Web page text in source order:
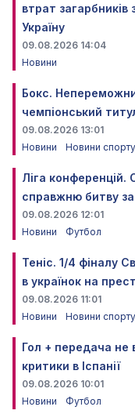
втрат загарбників
Україну
09.08.2026 14:04
Новини
Бокс.
чемпіонський
09.08.2026 13:01
Новини
Новини спорту
Ліга
справжню битву за
09.08.2026 12:01
Новини
Футбол
Теніс. 1/4 фіналу
в українок на
09.08.2026 11:01
Новини
Новини спорту
Гол + передача не
критики в Іспанії
09.08.2026 10:01
Новини
Футбол